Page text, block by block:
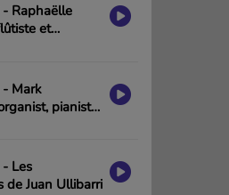
Raphaëlle
et
Mark
pianist
Les
de Juan Ullibarri